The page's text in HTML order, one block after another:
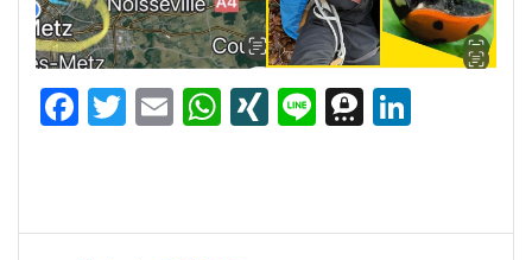
F
b
T
er
E
l
W
s
XI Li T
e e